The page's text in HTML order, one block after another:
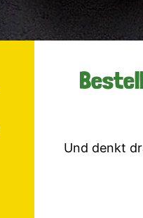
Und denkt